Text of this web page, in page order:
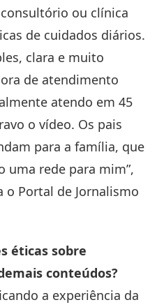
ou clínica
de cuidados diários.
clara e muito
de atendimento
atendo em 45
o vídeo. Os pais
para a família, que
uma rede para mim”,
Portal de Jornalismo
éticas sobre
conteúdos?
a experiência da